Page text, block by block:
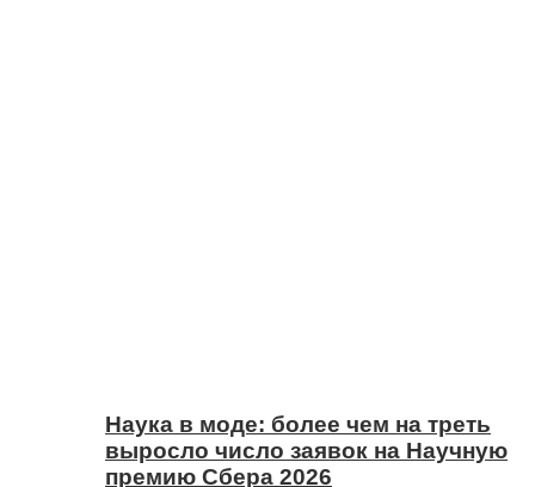
Наука в моде: более чем на треть
выросло число заявок на Научную
премию Сбера 2026